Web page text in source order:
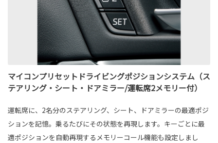
マイコンプリセットドライビングポジションシステム（ス
テアリング・シート・ドアミラー/運転席2メモリー付）
運転席に、2名分のステアリング、シート、ドアミラーの最適ポジ
ションを記憶。乗るたびにその状態を再現します。キーごとに最
適ポジションを自動再現するメモリーコール機能も設定しまし